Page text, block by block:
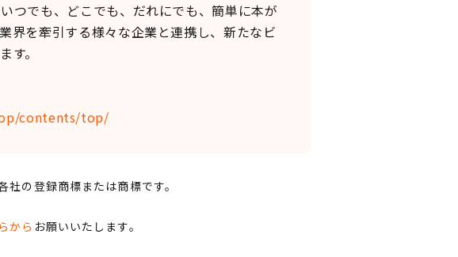
つでも、どこでも、だれにでも、簡単に本が
界を牽引する様々な企業と連携し、新たなビ
。
contents/top/
の登録商標または商標です。
から お願いいたします。